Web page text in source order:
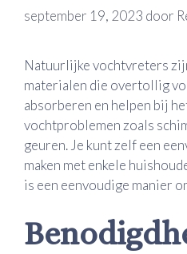
september 19, 2023 door
Natuurlijke vochtvreters
materialen die overtollig
absorberen en helpen bij
vochtproblemen zoals
geuren. Je kunt zelf een
maken met enkele
is een eenvoudige manier